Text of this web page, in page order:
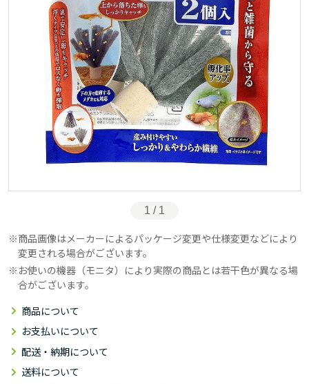
1 / 1
商品画像はメーカーによるパッケージ変更や仕様変更などにより
変更される場合がございます。
お使いの機器（モニタ）により実際の商品とは若干色が異なる場
合がございます。
商品について
お支払いについて
配送・納期について
送料について